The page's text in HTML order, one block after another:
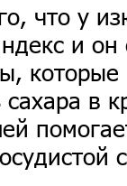
что у
и
в